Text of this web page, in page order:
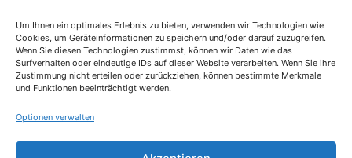
Um Ihnen ein optimales Erlebnis zu bieten, verwenden wir Technologien wie
Cookies, um Geräteinformationen zu speichern und/oder darauf zuzugreifen.
Wenn Sie diesen Technologien zustimmst, können wir Daten wie das
Surfverhalten oder eindeutige IDs auf dieser Website verarbeiten. Wenn Sie ihre
Zustimmung nicht erteilen oder zurückziehen, können bestimmte Merkmale
und Funktionen beeinträchtigt werden.
Optionen verwalten
Kontakt Impressum Datenschutzerklärung
Cookie-Richtlinie (EU)